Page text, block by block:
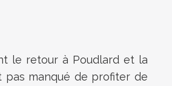
le retour à Poudlard et la
pas manqué de profiter de